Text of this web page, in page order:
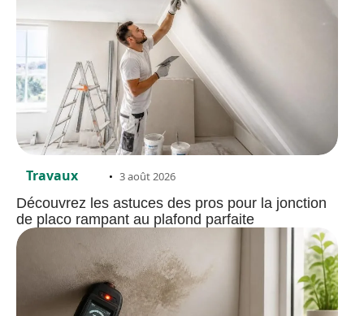
Travaux 3 août 2026
Découvrez les astuces des pros pour la jonction
de placo rampant au plafond parfaite